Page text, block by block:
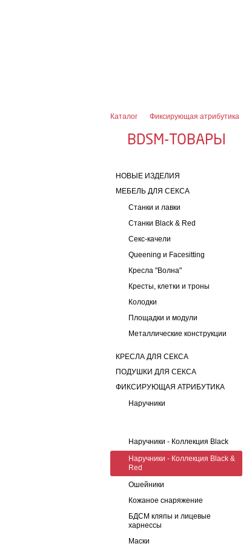
Каталог Фиксирующая атрибутика
BDSM-ТОВАРЫ
НОВЫЕ ИЗДЕЛИЯ
МЕБЕЛЬ ДЛЯ СЕКСА
Станки и лавки
Станки Black & Red
Секс-качели
Queening и Facesitting
Кресла "Волна"
Кресты, клетки и троны
Колодки
Площадки и модули
Металлические конструкции
КРЕСЛА ДЛЯ СЕКСА
ПОДУШКИ ДЛЯ СЕКСА
ФИКСИРУЮЩАЯ АТРИБУТИКА
Наручники
Наручники - Коллекция Black
Наручники - Коллекция Black &
Red
Ошейники
Кожаное снаряжение
БДСМ кляпы и лицевые
харнессы
Маски